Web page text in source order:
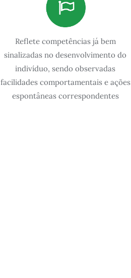
Reflete competências já bem
sinalizadas no desenvolvimento do
indivíduo, sendo observadas
facilidades comportamentais e ações
espontâneas correspondentes